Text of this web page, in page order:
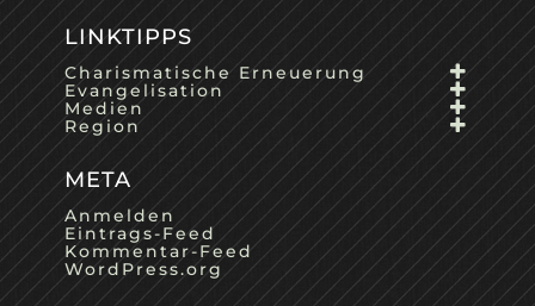
LINKTIPPS
Charismatische Erneuerung
Evangelisation
Medien
Region
META
Anmelden
Eintrags-Feed
Kommentar-Feed
WordPress.org